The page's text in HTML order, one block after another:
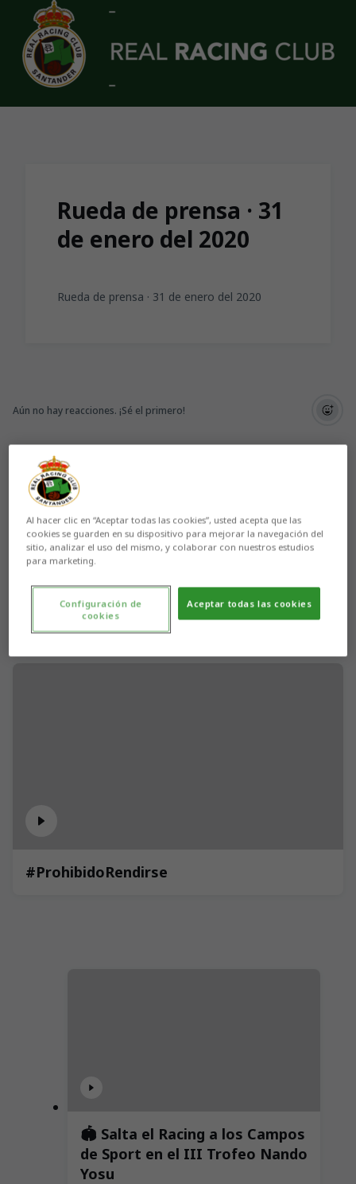
Skip to main content
Rueda de prensa · 31
de enero del 2020
Rueda de prensa · 31 de enero del 2020
Aún no hay reacciones. ¡Sé el primero!
#ProhibidoRendirse
🏟️ Salta el Racing a los Campos
de Sport en el III Trofeo Nando
Yosu
Al hacer clic en “Aceptar todas las cookies”, usted acepta que las
cookies se guarden en su dispositivo para mejorar la navegación del
sitio, analizar el uso del mismo, y colaborar con nuestros estudios
para marketing.
Aceptar todas las cookies
Configuración de
cookies